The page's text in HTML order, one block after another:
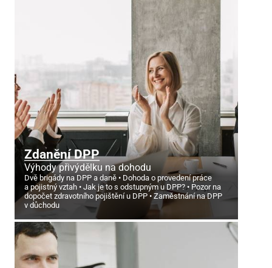
Zdanění DPP
Výhody přivýdělku na dohodu
Dvě brigády na DPP a daně
Dohoda o provedení práce
a pojistný vztah
Jak je to s odstupným u DPP?
Pozor na
dopočet zdravotního pojištění u DPP
Zaměstnání na DPP
v důchodu